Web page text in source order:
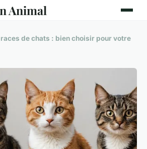
Animal
races de chats : bien choisir pour votre